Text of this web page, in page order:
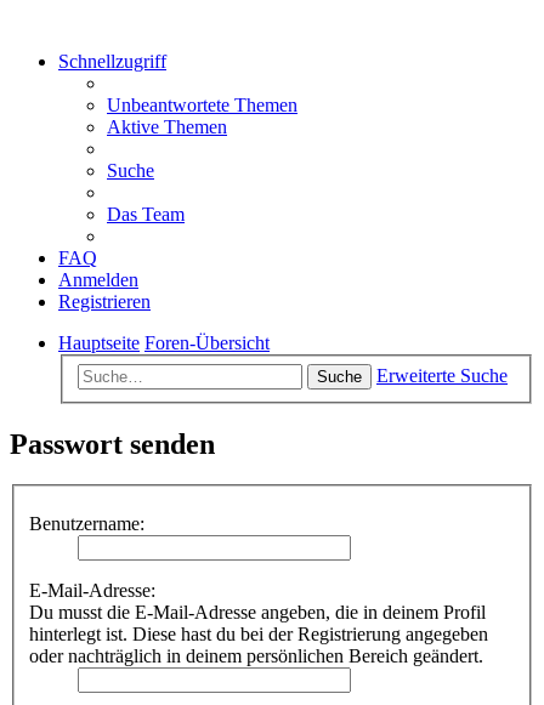
Schnellzugriff
Unbeantwortete Themen
Aktive Themen
Suche
Das Team
FAQ
Anmelden
Registrieren
Hauptseite Foren-Übersicht
Suche Erweiterte Suche
Passwort senden
Benutzername:
E-Mail-Adresse:
Du musst die E-Mail-Adresse angeben, die in deinem Profil
hinterlegt ist. Diese hast du bei der Registrierung angegeben
oder nachträglich in deinem persönlichen Bereich geändert.